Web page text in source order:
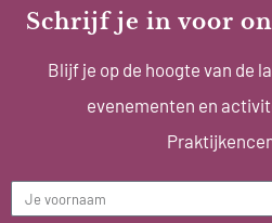
Schrijf je in voor
Blijf je op de hoogte van de
evenementen en